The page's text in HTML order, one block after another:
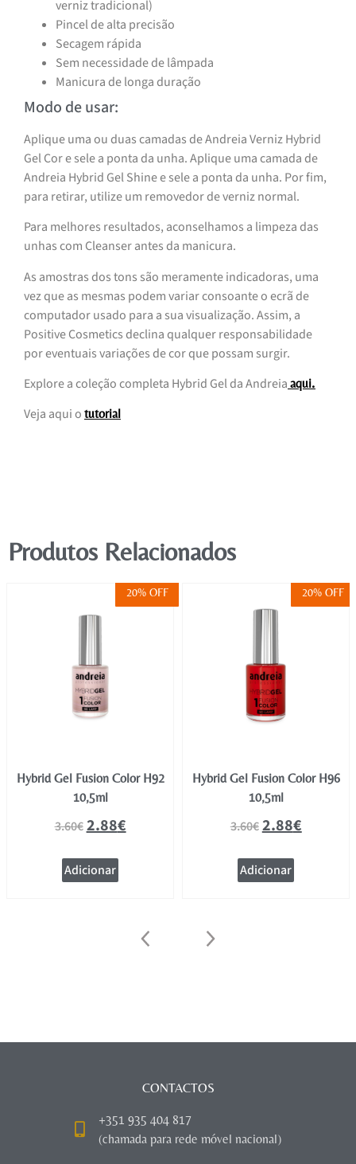
verniz tradicional)
Pincel de alta precisão
Secagem rápida
Sem necessidade de lâmpada
Manicura de longa duração
Modo de usar:
Aplique uma ou duas camadas de Andreia Verniz Hybrid
Gel Cor e sele a ponta da unha. Aplique uma camada de
Andreia Hybrid Gel Shine e sele a ponta da unha. Por fim,
para retirar, utilize um removedor de verniz normal.
Para melhores resultados, aconselhamos a limpeza das
unhas com Cleanser antes da manicura.
As amostras dos tons são meramente indicadoras, uma
vez que as mesmas podem variar consoante o ecrã de
computador usado para a sua visualização. Assim, a
Positive Cosmetics declina qualquer responsabilidade
por eventuais variações de cor que possam surgir.
Explore a coleção completa Hybrid Gel da Andreia aqui.
Veja aqui o tutorial
Produtos Relacionados
20% OFF
Hybrid Gel Fusion Color H92
10,5ml
3.60€2.88€
Adicionar
20% OFF
Hybrid Gel Fusion Color H96
10,5ml
3.60€2.88€
Adicionar
CONTACTOS
+351 935 404 817
(chamada para rede móvel nacional)